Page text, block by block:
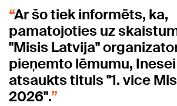
Ar šo tiek informēts, ka,
pamatojoties uz
"Misis Latvija"
pieņemto lēmumu,
atsaukts tituls "1. vice
2026".